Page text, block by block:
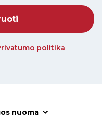
politika
nuoma